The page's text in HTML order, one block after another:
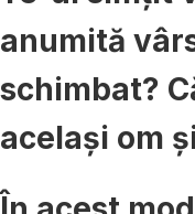
anumită
schimbat?
același om